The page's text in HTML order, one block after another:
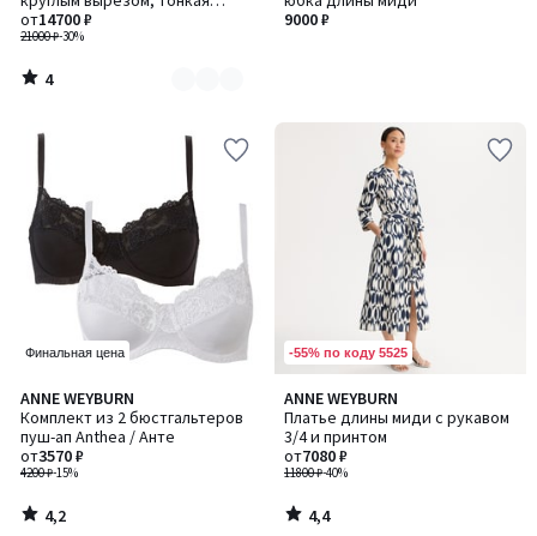
вязка
21000 ₽-30%
от14700 ₽
3
4
/
9000 ₽
Финальная цена
ANNE WEYBURN
Комплект из 2 бюстгальтеров
пуш-ап Anthea / Анте
4200 ₽-15%
от3570 ₽
4,2
/ 5
4,2
/
-55% по коду 5525
ANNE WEYBURN
Платье длины миди с рукавом
3/4 и принтом
11800 ₽-40%
от7080 ₽
4,4
/ 5
4,4
/